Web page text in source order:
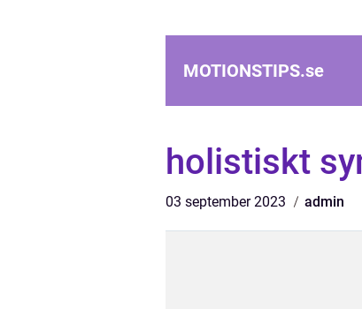
MOTIONSTIPS.se
holistiskt
03 september 2023 admin